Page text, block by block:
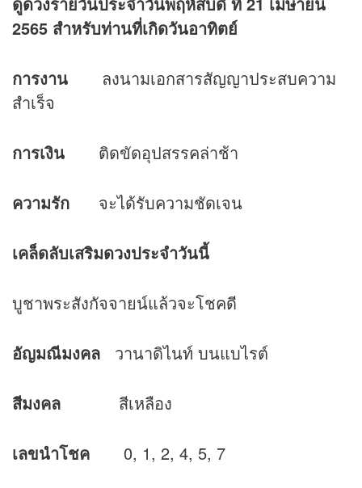
2565 สำหรับท่านที่เกิดวันอาทิตย์
การงาน ลงนามเอกสารสัญญาประสบความ
สำเร็จ
การเงิน ติดขัดอุปสรรคล่าช้า
ความรัก จะได้รับความชัดเจน
เคล็ดลับเสริมดวงประจำวันนี้
บูชาพระสังกัจจายน์แล้วจะโชคดี
อัญมณีมงคล วานาดิไนท์ บนแบไรต์
สีมงคล สีเหลือง
เลขนำโชค 0, 1, 2, 4, 5, 7